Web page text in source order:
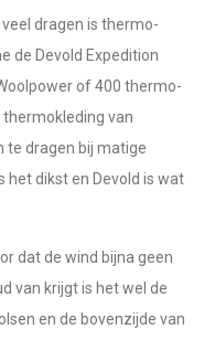
dragen is thermo-
de Devold Expedition
of 400 thermo-
van
te dragen bij matige
het dikst en Devold is wat
dat de wind bijna geen
van krijgt is het wel de
en de bovenzijde van